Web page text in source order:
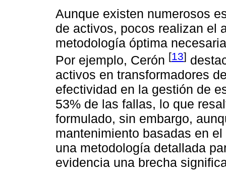
Aunque existen numerosos
de activos, pocos realizan el
metodología óptima
Por ejemplo, Cerón [13]
activos en transformadores
efectividad en la gestión de
53% de las fallas, lo que
formulado, sin embargo,
mantenimiento basadas en
una metodología detallada
evidencia una brecha